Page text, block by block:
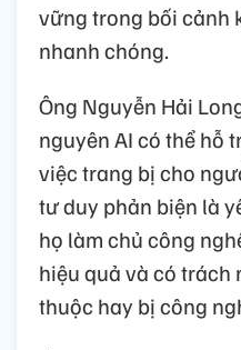
vững trong bối cảnh
nhanh chóng.
Ông Nguyễn Hải
nguyên AI có thể hỗ
việc trang bị cho
tư duy phản biện là
họ làm chủ công
hiệu quả và có trách
thuộc hay bị công